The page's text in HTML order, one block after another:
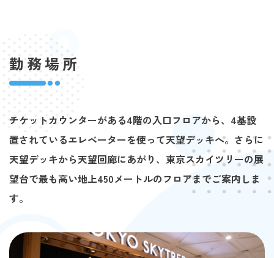
勤務場所
チケットカウンターがある4階の入口フロアから、4基設
置されているエレベーターを使って天望デッキへ。さらに
天望デッキから天望回廊にあがり、東京スカイツリーの展
望台で最も高い地上450メートルのフロアまでご案内しま
す。